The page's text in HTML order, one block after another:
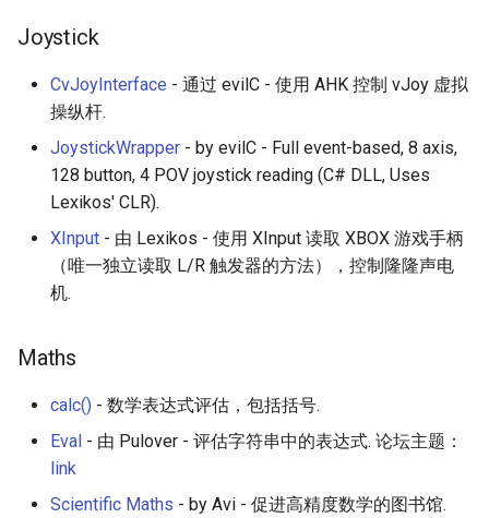
Humane Technology
Speakers
Software Patreons
Parasite
Joystick
CvJoyInterface - 通过 evilC - 使用 AHK 控制 vJoy 虚拟
操纵杆.
JoystickWrapper - by evilC - Full event-based, 8 axis,
128 button, 4 POV joystick reading (C# DLL, Uses
Lexikos' CLR).
XInput - 由 Lexikos - 使用 XInput 读取 XBOX 游戏手柄
（唯一独立读取 L/R 触发器的方法），控制隆隆声电
机.
Maths
calc() - 数学表达式评估，包括括号.
Eval - 由 Pulover - 评估字符串中的表达式. 论坛主题：
link
Scientific Maths - by Avi - 促进高精度数学的图书馆.